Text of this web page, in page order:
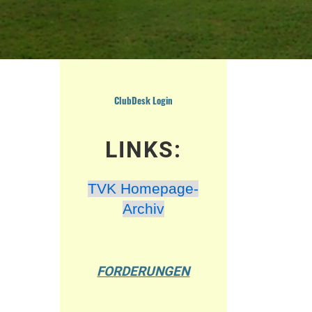
ClubDesk Login
LINKS:
TVK Homepage-
Archiv
FORDERUNGEN